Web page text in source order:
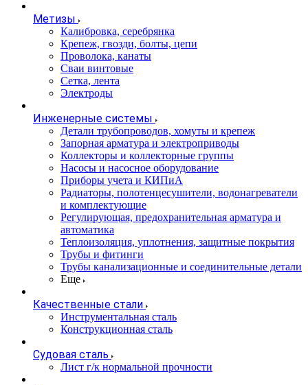
Метизы
Калибровка, серебрянка
Крепеж, гвозди, болты, цепи
Проволока, канаты
Сваи винтовые
Сетка, лента
Электроды
Инженерные системы
Детали трубопроводов, хомуты и крепеж
Запорная арматура и электроприводы
Коллекторы и коллекторные группы
Насосы и насосное оборудование
Приборы учета и КИПиА
Радиаторы, полотенцесушители, водонагреватели
и комплектующие
Регулирующая, предохранительная арматура и
автоматика
Теплоизоляция, уплотнения, защитные покрытия
Трубы и фитинги
Трубы канализационные и соединительные детали
Еще
Качественные стали
Инструментальная сталь
Конструкционная сталь
Судовая сталь
Лист г/к нормальной прочности